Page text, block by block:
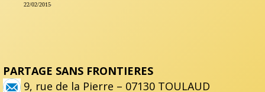
22/02/2015
PARTAGE SANS FRONTIERES
9, rue de la Pierre – 07130 TOULAUD